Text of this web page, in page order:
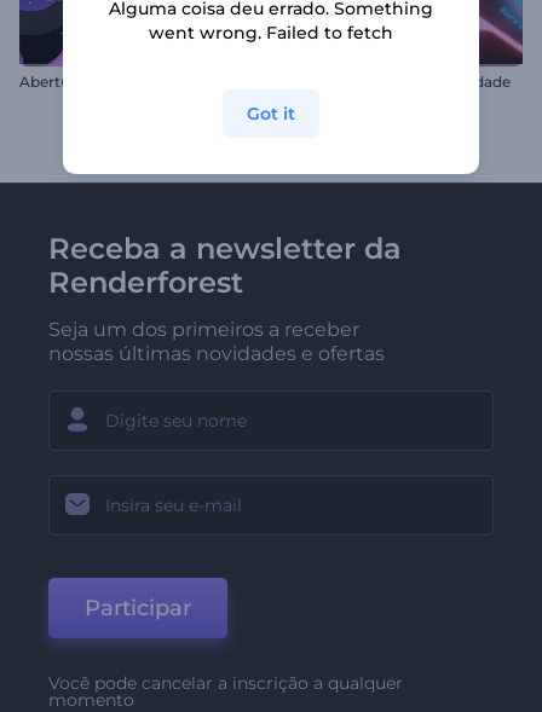
Abertura de Halloween de Bruxa Logotipo Piloto Alta Velocidade
Receba a newsletter da
Renderforest
Seja um dos primeiros a receber
nossas últimas novidades e ofertas
Participar
Você pode cancelar a inscrição a qualquer
momento
Alguma coisa deu errado. Something
went wrong. Failed to fetch
Got it